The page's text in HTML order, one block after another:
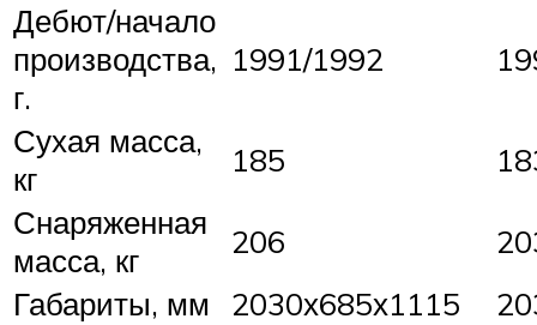
Дебют/начало
производства,
г.
1991/1992
Сухая масса,
кг
185
Снаряженная
масса, кг
206
Габариты, мм
2030х685х1115